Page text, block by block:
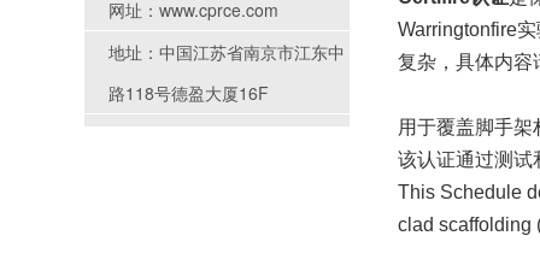
网址：www.cprce.com
地址：中国江苏省南京市江东中
路118号德盈大厦16F
Warringtonfire
复杂，具体内容
用于覆盖脚手
该认证通过测试
This Schedule
clad scaffolding